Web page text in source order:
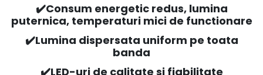
✔️Consum energetic redus, lumina
puternica, temperaturi mici de functionare
✔️Lumina dispersata uniform pe toata
banda
✔️LED-uri de calitate si fiabilitate